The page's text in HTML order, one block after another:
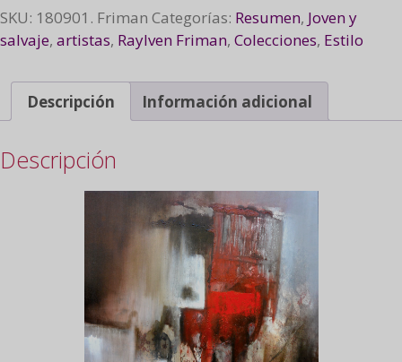
cantidad
SKU: 180901. Friman Categorías: Resumen, Joven y
salvaje, artistas, Raylven Friman, Colecciones, Estilo
Descripción Información adicional
Descripción